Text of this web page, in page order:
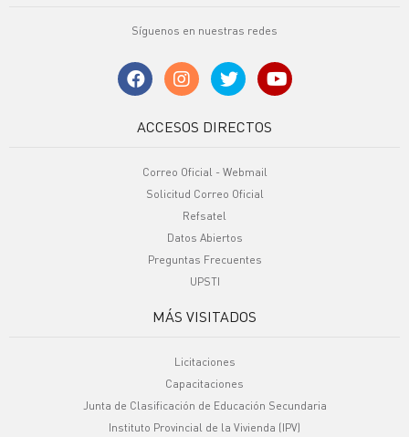
Síguenos en nuestras redes
ACCESOS DIRECTOS
Correo Oficial - Webmail
Solicitud Correo Oficial
Refsatel
Datos Abiertos
Preguntas Frecuentes
UPSTI
MÁS VISITADOS
Licitaciones
Capacitaciones
Junta de Clasificación de Educación Secundaria
Instituto Provincial de la Vivienda (IPV)